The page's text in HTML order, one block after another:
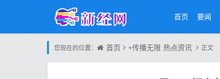
首页 要闻
您现在的位置： 首页 +传播无限 热点资讯 正文